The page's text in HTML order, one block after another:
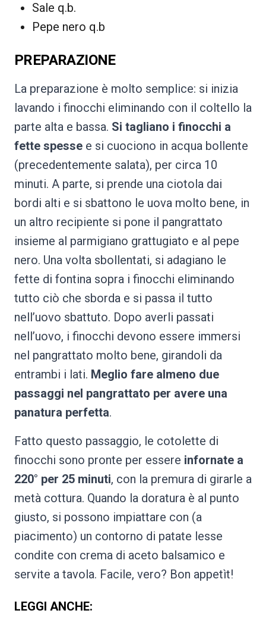
Sale q.b.
Pepe nero q.b
PREPARAZIONE
La preparazione è molto semplice: si inizia
lavando i finocchi eliminando con il coltello la
parte alta e bassa. Si tagliano i finocchi a
fette spesse e si cuociono in acqua bollente
(precedentemente salata), per circa 10
minuti. A parte, si prende una ciotola dai
bordi alti e si sbattono le uova molto bene, in
un altro recipiente si pone il pangrattato
insieme al parmigiano grattugiato e al pepe
nero. Una volta sbollentati, si adagiano le
fette di fontina sopra i finocchi eliminando
tutto ciò che sborda e si passa il tutto
nell’uovo sbattuto. Dopo averli passati
nell’uovo, i finocchi devono essere immersi
nel pangrattato molto bene, girandoli da
entrambi i lati. Meglio fare almeno due
passaggi nel pangrattato per avere una
panatura perfetta.
Fatto questo passaggio, le cotolette di
finocchi sono pronte per essere infornate a
220° per 25 minuti, con la premura di girarle a
metà cottura. Quando la doratura è al punto
giusto, si possono impiattare con (a
piacimento) un contorno di patate lesse
condite con crema di aceto balsamico e
servite a tavola. Facile, vero? Bon appetìt!
LEGGI ANCHE: